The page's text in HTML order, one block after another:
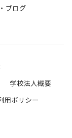
ブログ
学校法人概要
用ポリシー